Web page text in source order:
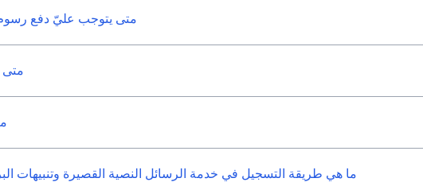
متى يتوجب عليّ دفع رسوم
متى
ما هي طريقة التسجيل في خدمة الرسائل النصية القصيرة وتنبيهات